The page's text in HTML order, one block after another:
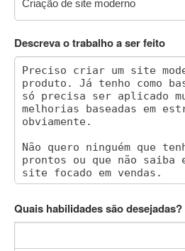
Descreva o trabalho a ser feito
Quais habilidades são desejadas?